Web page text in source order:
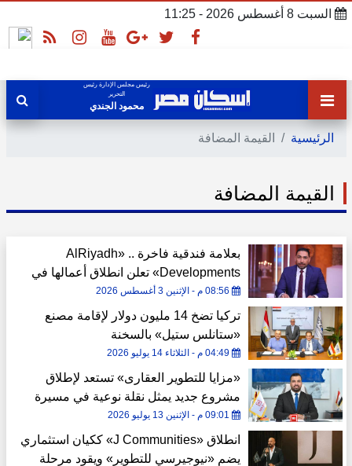
السبت 8 أغسطس 2026 - 11:25
رئيس مجلس الإدارة رئيس
التحرير
محمود الجندي
الرئيسية القيمة المضافة
القيمة المضافة
بعلامة فندقية فاخرة .. «AlRiyadh
Developments» تعلن انطلاق أعمالها في
مليارات جنيه
08:56 م - الإثنين 3 أغسطس 2026
تركيا تضخ 14 مليون دولار لإقامة مصنع
«ستانلس ستيل» بالسخنة
04:49 م - الثلاثاء 14 يوليو 2026
«مزايا للتطوير العقارى» تستعد لإطلاق
مشروع جديد يمثل نقلة نوعية في مسيرة
الشركة
09:01 م - الإثنين 13 يوليو 2026
انطلاق «J Communities» ككيان استثماري
يضم «نيوجيرسي للتطوير» ويقود مرحلة